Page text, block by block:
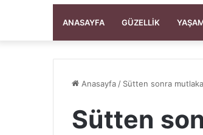
ANASAYFA GÜZELLIK
Anasayfa / Sütten sonra
Sütten